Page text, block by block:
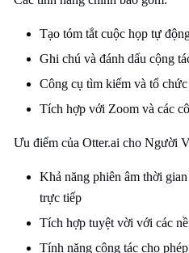
Tạo tóm tắt cuộc họp tự
Ghi chú và đánh dấu cộng
Công cụ tìm kiếm và tổ chức
Tích hợp với Zoom và các
Ưu điểm của Otter.ai cho Người
Khả năng phiên âm thời
trực tiếp
Tích hợp tuyệt vời với các
Tính năng cộng tác cho